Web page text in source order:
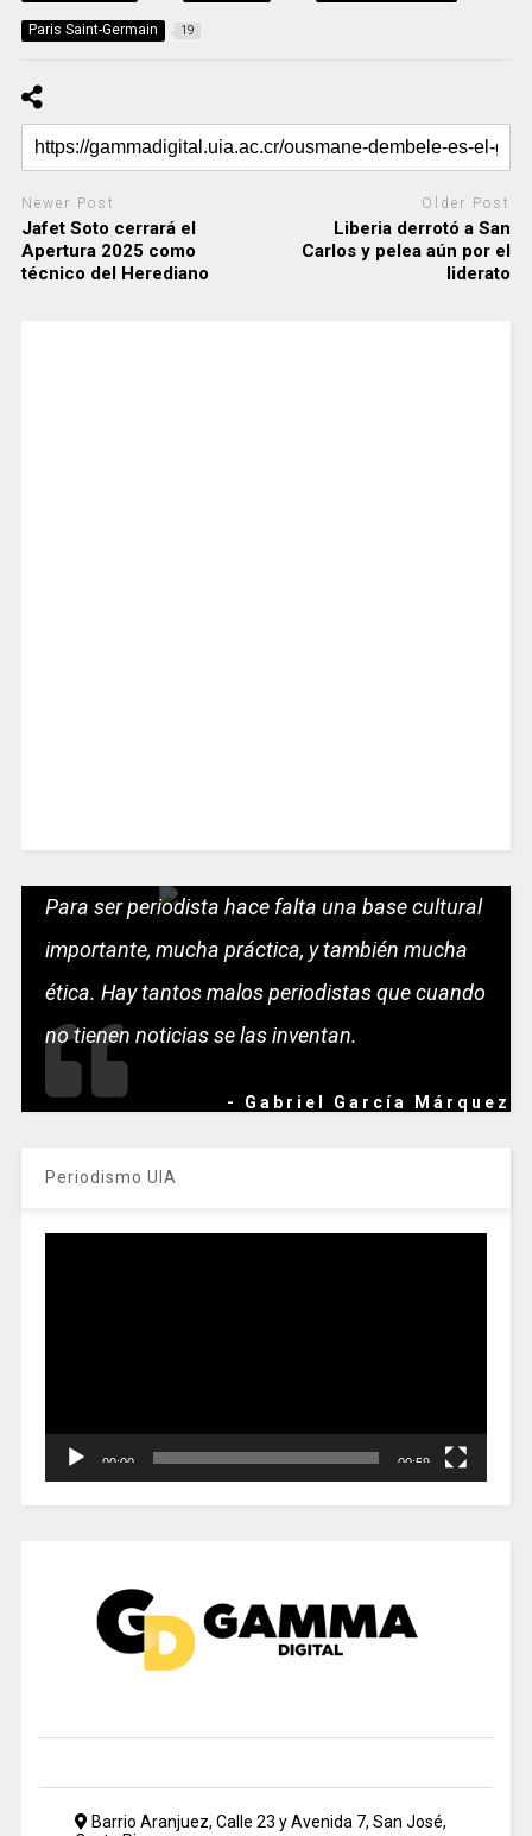
Paris Saint-Germain 19
Newer Post
Jafet Soto cerrará el
Apertura 2025 como
técnico del Herediano
Older Post
Liberia derrotó a San
Carlos y pelea aún por el
liderato
Para ser periodista hace falta una base cultural
importante, mucha práctica, y también mucha
ética. Hay tantos malos periodistas que cuando
no tienen noticias se las inventan.
- Gabriel García Márquez
Periodismo UIA
00:00 00:59
Barrio Aranjuez, Calle 23 y Avenida 7, San José,